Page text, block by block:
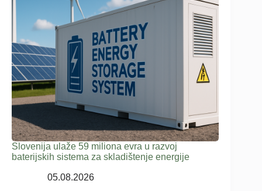
Slovenija ulaže 59 miliona evra u razvoj
baterijskih sistema za skladištenje energije
05.08.2026